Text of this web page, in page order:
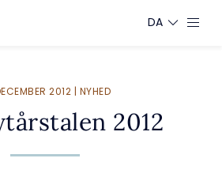
DA
2012 | NYHED
2012